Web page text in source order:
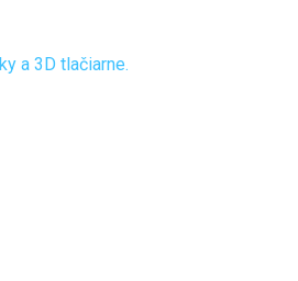
a 3D tlačiarne.